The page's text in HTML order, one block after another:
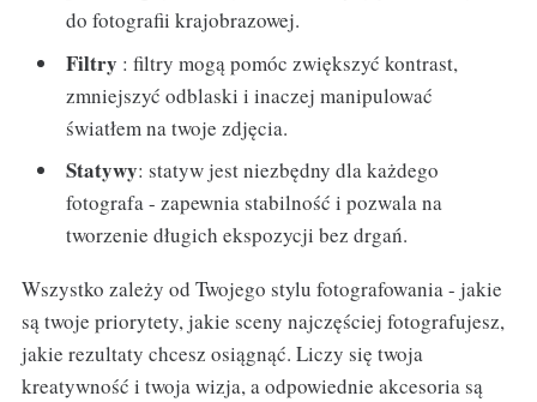
do fotografii krajobrazowej.
Filtry : filtry mogą pomóc zwiększyć kontrast,
zmniejszyć odblaski i inaczej manipulować
światłem na twoje zdjęcia.
Statywy: statyw jest niezbędny dla każdego
fotografa - zapewnia stabilność i pozwala na
tworzenie długich ekspozycji bez drgań.
Wszystko zależy od Twojego stylu fotografowania - jakie
są twoje priorytety, jakie sceny najczęściej fotografujesz,
jakie rezultaty chcesz osiągnąć. Liczy się twoja
kreatywność i twoja wizja, a odpowiednie akcesoria są